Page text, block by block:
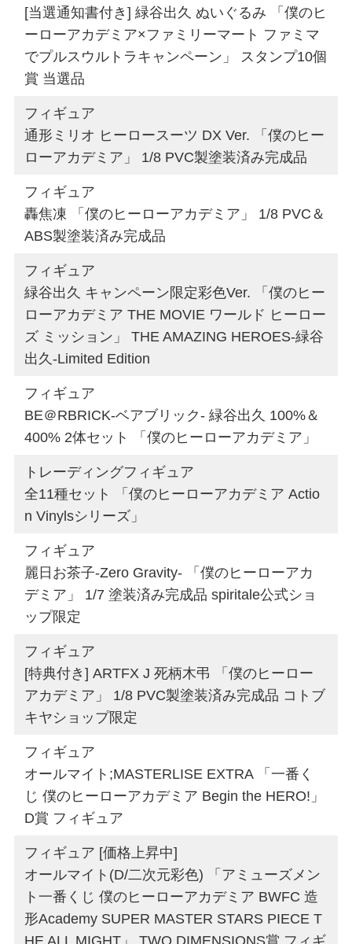
[当選通知書付き] 緑谷出久 ぬいぐるみ 「僕のヒ
ーローアカデミア×ファミリーマート ファミマ
でプルスウルトラキャンペーン」 スタンプ10個
賞 当選品
フィギュア
通形ミリオ ヒーロースーツ DX Ver. 「僕のヒー
ローアカデミア」 1/8 PVC製塗装済み完成品
フィギュア
轟焦凍 「僕のヒーローアカデミア」 1/8 PVC＆
ABS製塗装済み完成品
フィギュア
緑谷出久 キャンペーン限定彩色Ver. 「僕のヒー
ローアカデミア THE MOVIE ワールド ヒーロー
ズ ミッション」 THE AMAZING HEROES-緑谷
出久-Limited Edition
フィギュア
BE＠RBRICK-ベアブリック- 緑谷出久 100%＆
400% 2体セット 「僕のヒーローアカデミア」
トレーディングフィギュア
全11種セット 「僕のヒーローアカデミア Actio
n Vinylsシリーズ」
フィギュア
麗日お茶子-Zero Gravity- 「僕のヒーローアカ
デミア」 1/7 塗装済み完成品 spiritale公式ショ
ップ限定
フィギュア
[特典付き] ARTFX J 死柄木弔 「僕のヒーロー
アカデミア」 1/8 PVC製塗装済み完成品 コトブ
キヤショップ限定
フィギュア
オールマイト;MASTERLISE EXTRA 「一番く
じ 僕のヒーローアカデミア Begin the HERO!」
D賞 フィギュア
フィギュア [価格上昇中]
オールマイト(D/二次元彩色) 「アミューズメン
ト一番くじ 僕のヒーローアカデミア BWFC 造
形Academy SUPER MASTER STARS PIECE T